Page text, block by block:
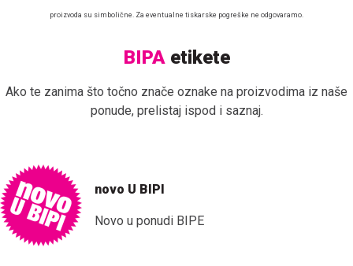
proizvoda su simbolične. Za eventualne tiskarske pogreške ne odgovaramo.
BIPA etikete
Ako te zanima što točno znače oznake na proizvodima iz naše
ponude, prelistaj ispod i saznaj.
novo U BIPI
Novo u ponudi BIPE